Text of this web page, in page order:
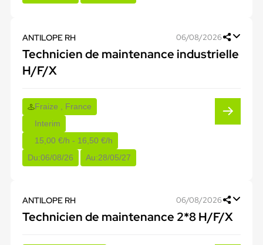
ANTILOPE RH 06/08/2026
Technicien de maintenance industrielle
H/F/X
Fraize , France
Interim
15,00 €/h - 16,50 €/h
Du:06/08/26 Au:28/05/27
ANTILOPE RH 06/08/2026
Technicien de maintenance 2*8 H/F/X